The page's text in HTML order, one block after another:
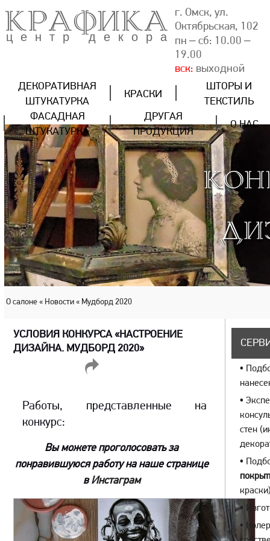
КРАФИКА
центр декора
г. Омск, ул.
Октябрьская, 102
пн – сб: 10.00 –
19.00
вск: выходной
ДЕКОРАТИВНАЯ
ШТУКАТУРКА
КРАСКИ
ШТОРЫ И
ТЕКСТИЛЬ
ФАСАДНАЯ
ШТУКАТУРКА
ДРУГАЯ
ПРОДУКЦИЯ
О НАС
О салоне « Новости « Мудборд 2020
УСЛОВИЯ КОНКУРСА «НАСТРОЕНИЕ
ДИЗАЙНА. МУДБОРД 2020»
Работы, представленные на
конкурс:
Вы можете проголосовать за
понравившуюся работу на наше странице
вИнстаграм
•
•
стен
•
•
•